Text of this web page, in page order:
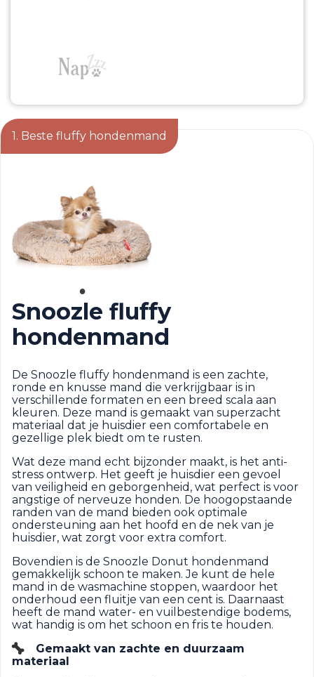
1. Beste fluffy hondenmand
Snoozle fluffy
hondenmand
De Snoozle fluffy hondenmand is een zachte,
ronde en knusse mand die verkrijgbaar is in
verschillende formaten en een breed scala aan
kleuren. Deze mand is gemaakt van superzacht
materiaal dat je huisdier een comfortabele en
gezellige plek biedt om te rusten.
Wat deze mand echt bijzonder maakt, is het anti-
stress ontwerp. Het geeft je huisdier een gevoel
van veiligheid en geborgenheid, wat perfect is voor
angstige of nerveuze honden. De hoogopstaande
randen van de mand bieden ook optimale
ondersteuning aan het hoofd en de nek van je
huisdier, wat zorgt voor extra comfort.
Bovendien is de Snoozle Donut hondenmand
gemakkelijk schoon te maken. Je kunt de hele
mand in de wasmachine stoppen, waardoor het
onderhoud een fluitje van een cent is. Daarnaast
heeft de mand water- en vuilbestendige bodems,
wat handig is om het schoon en fris te houden.
Gemaakt van zachte en duurzaam
materiaal